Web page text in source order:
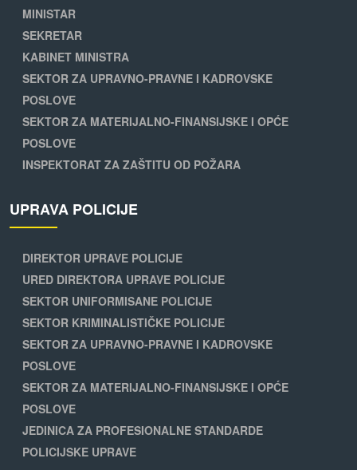
MINISTAR
SEKRETAR
KABINET MINISTRA
SEKTOR ZA UPRAVNO-PRAVNE I KADROVSKE
POSLOVE
SEKTOR ZA MATERIJALNO-FINANSIJSKE I OPĆE
POSLOVE
INSPEKTORAT ZA ZAŠTITU OD POŽARA
UPRAVA POLICIJE
DIREKTOR UPRAVE POLICIJE
URED DIREKTORA UPRAVE POLICIJE
SEKTOR UNIFORMISANE POLICIJE
SEKTOR KRIMINALISTIČKE POLICIJE
SEKTOR ZA UPRAVNO-PRAVNE I KADROVSKE
POSLOVE
SEKTOR ZA MATERIJALNO-FINANSIJSKE I OPĆE
POSLOVE
JEDINICA ZA PROFESIONALNE STANDARDE
POLICIJSKE UPRAVE